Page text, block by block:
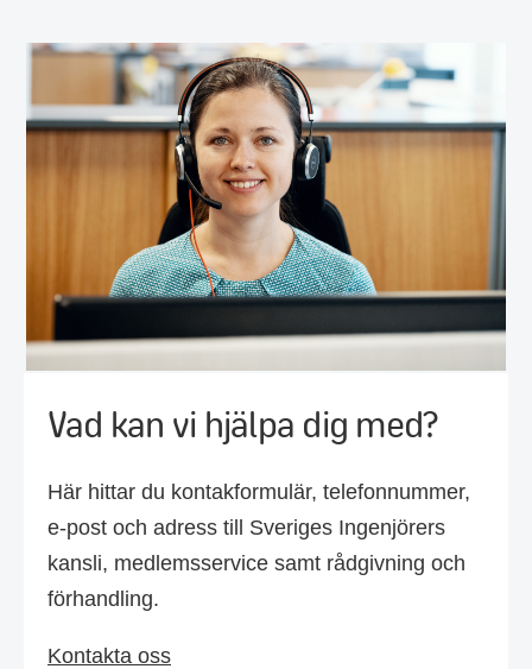
Vad kan vi hjälpa dig med?
Här hittar du kontakformulär, telefonnummer,
e-post och adress till Sveriges Ingenjörers
kansli, medlemsservice samt rådgivning och
förhandling.
Kontakta oss